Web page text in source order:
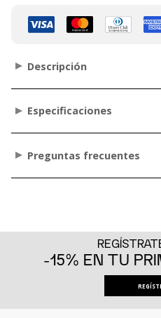
Descripción
Especificaciones
Preguntas frecuentes
-15% EN TU